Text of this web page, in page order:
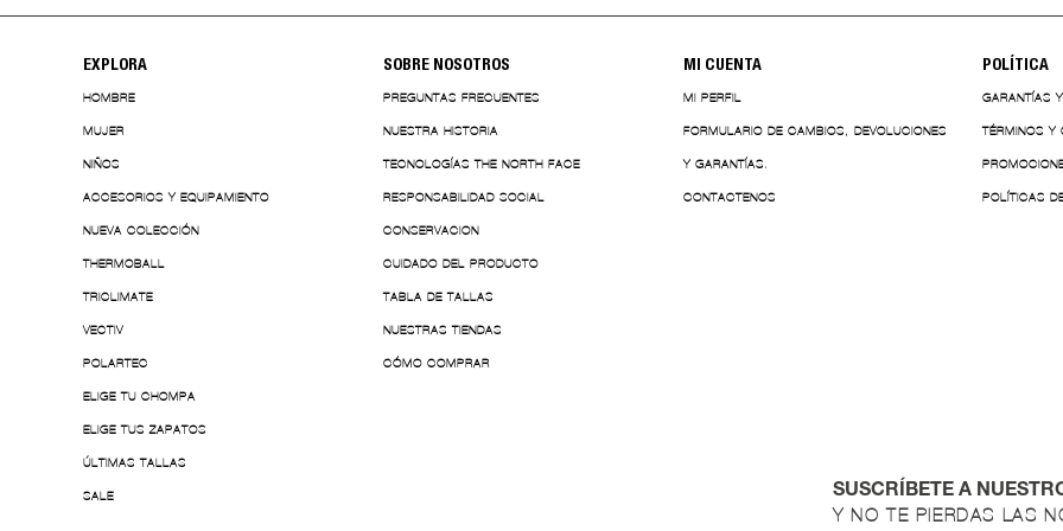
EXPLORA
HOMBRE
MUJER
NIÑOS
ACCESORIOS Y EQUIPAMIENTO
NUEVA COLECCIÓN
THERMOBALL
TRICLIMATE
VECTIV
POLARTEC
ELIGE TU CHOMPA
ELIGE TUS ZAPATOS
ÚLTIMAS TALLAS
SALE
SOBRE NOSOTROS
PREGUNTAS FRECUENTES
NUESTRA HISTORIA
TECNOLOGÍAS THE NORTH FACE
RESPONSABILIDAD SOCIAL
CONSERVACION
CUIDADO DEL PRODUCTO
TABLA DE TALLAS
NUESTRAS TIENDAS
CÓMO COMPRAR
MI CUENTA
MI PERFIL
FORMULARIO DE CAMBIOS, DEVOLUCIONES
Y GARANTÍAS.
CONTACTENOS
POLÍTICA
GARANTÍAS
TÉRMINOS Y
POLÍTICAS
SUSCRÍBETE A
Y NO TE PIERDAS LAS